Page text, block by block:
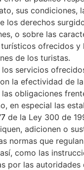
sus condiciones,
los derechos
o sobre las
ofrecidos y
de los turistas.
los servicios
la efectividad de
las obligaciones
en especial las
de la Ley 300 de
adicionen o
normas que
como las
por las autoridades